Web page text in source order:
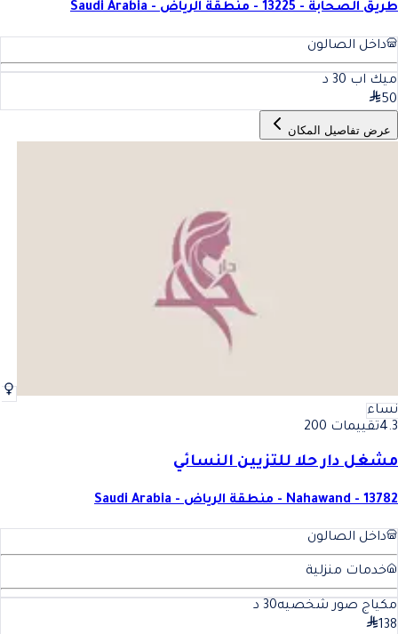
طريق الصحابة - 13225 - منطقة الرياض - Saudi Arabia
داخل الصالون
ميك اب 30 د
50
عرض تفاصيل المكان
نساء
4.3تقييمات 200
مشغل دار حلا للتزيين النسائي
Nahawand - 13782 - منطقة الرياض - Saudi Arabia
داخل الصالون
خدمات منزلية
مكياج صور شخصيه30 د
138